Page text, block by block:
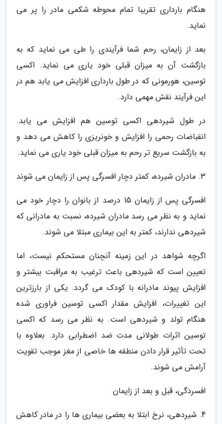
هنگام بارداری تقریبا تمام محوطه شکمی مادر را پر می
نماید.
بعد از زایمان، رحم شما فرآیندی را طی می نماید که به
بازگشت آن به میزان قبلی خود یاری می نماید. اکسی
توسین، هورمونی که در طول بارداری افزایش می یابد هم در
این فرآیند نقش مهمی دارد.
در طول شیردهی اکسی توسین هم افزایش می یابد.
انقباضات رحمی را افزایش و خونریزی را کاهش می دهد و
به بازگشت سریع تر رحم به میزان قبلی خود یاری می نماید.
3. مادران شیرده، کمتر دچار افسرگی پس از زایمان می شوند
افسرگی پس از زایمان 15 درصد از بانوان را دچار خود می
نماید و به نظر می رسد مادران شیرده، نسبت به مادرانی که
شیردهی ندارند، کمتر به این بیماری مبتلا می شوند.
اگرچه شواهد در این زمینه آنچنان مستحکم نیست، اما
تعیین است که شیردهی باعث ترغیب به مراقبت بیشتر و
افزایش پیوند مادرانه با کودک می گردد. یکی از بارزترین
این تغییرات، افزایش مقدار اکسی توسین فراوری شده
هنگام تولد و شیردهی است. به نظر می رسد که اکسی
توسین اثرات طولانی مدت ضد اضطرابی دارد. بعلاوه با
تحت تأثیر قرار دادن منطقه ها خاصی از مغز موجب تقویت
آرامش می شوند.
افسردگی، قبل و بعد از زایمان
4. شیردهی، نرخ ابتلا به بعضی بیماری ها را در مادر کاهش